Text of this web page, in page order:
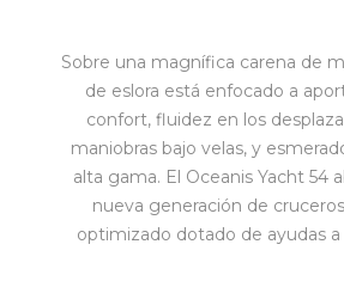
Sobre una magnífica carena de
de eslora está enfocado a
confort, fluidez en los
maniobras bajo velas, y
alta gama. El Oceanis Yacht 54
nueva generación de
optimizado dotado de ayudas a